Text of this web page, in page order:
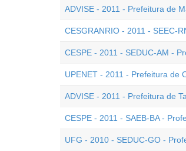
ADVISE - 2011 - Prefeitura de
CESGRANRIO - 2011 - SEEC-
CESPE - 2011 - SEDUC-AM -
UPENET - 2011 - Prefeitura de
ADVISE - 2011 - Prefeitura de
CESPE - 2011 - SAEB-BA -
UFG - 2010 - SEDUC-GO -